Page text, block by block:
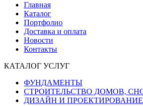
Главная
Каталог
Портфолио
Доставка и оплата
Новости
Контакты
КАТАЛОГ УСЛУГ
ФУНДАМЕНТЫ
СТРОИТЕЛЬСТВО ДОМОВ,
ДИЗАЙН И ПРОЕКТИРОВАНИЕ